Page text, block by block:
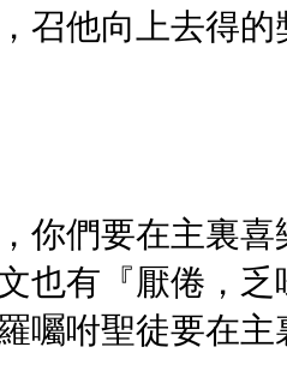
召他向上去得
你們要在主裏
也有『厭倦，
囑咐聖徒要在主